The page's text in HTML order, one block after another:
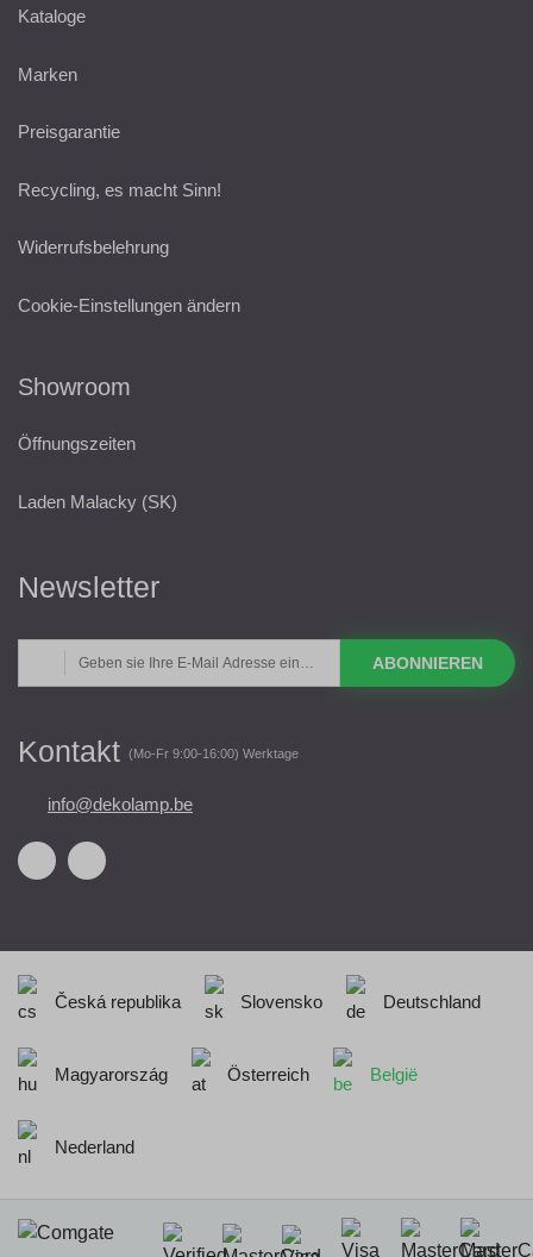
Kataloge
Marken
Preisgarantie
Recycling, es macht Sinn!
Widerrufsbelehrung
Cookie-Einstellungen ändern
Showroom
Öffnungszeiten
Laden Malacky (SK)
Newsletter
ABONNIEREN
Kontakt (Mo-Fr 9:00-16:00) Werktage
info@dekolamp.be
Česká republika Slovensko Deutschland
Magyarország Österreich België
Nederland